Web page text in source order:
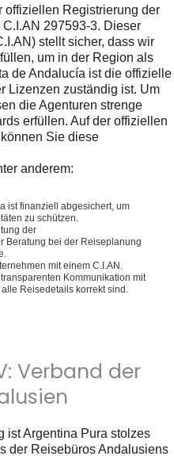
offiziellen Registrierung der
297593-3. Dieser
stellt sicher, dass wir
um in der Region als
de Andalucía ist die offizielle
Lizenzen zuständig ist. Um
die Agenturen strenge
erfüllen. Auf der offiziellen
Sie diese
anderem:
ist finanziell abgesichert, um
zu schützen.
der
Beratung bei der Reiseplanung
mit einem C.I.AN.
Kommunikation mit
Reisedetails korrekt sind.
Verband der
ist Argentina Pura stolzes
der Reisebüros Andalusiens